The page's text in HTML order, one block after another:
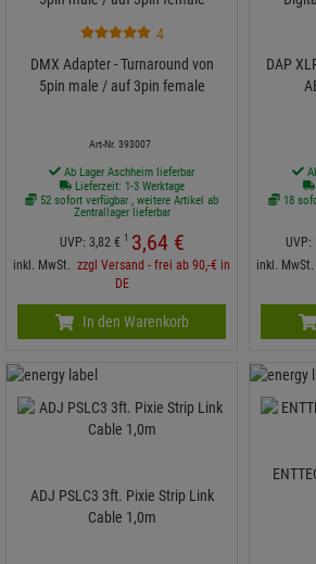
4
DMX Adapter - Turnaround von
5pin male / auf 3pin female
Art-Nr. 393007
Ab Lager Aschheim lieferbar
Lieferzeit: 1-3 Werktage
52 sofort verfügbar , weitere Artikel ab
Zentrallager lieferbar
UVP: 3, 82 € 1 3,64 €
inkl. MwSt. zzgl Versand - frei ab 90,-€ in
DE
In den Warenkorb
DAP
18
UVP:
inkl. MwSt.
ADJ PSLC3 3ft. Pixie Strip Link
Cable 1,0m